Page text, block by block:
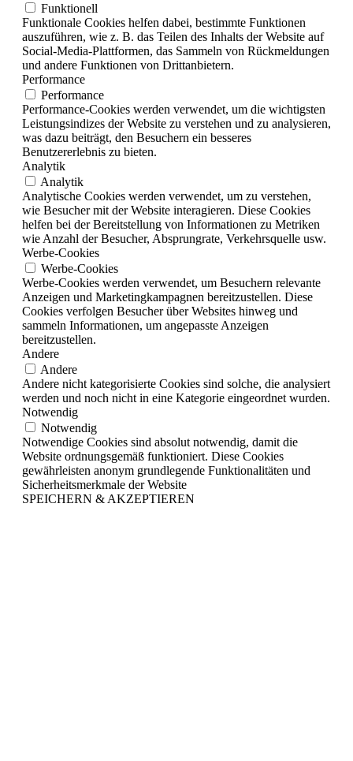
Funktionell
Funktionale Cookies helfen dabei, bestimmte Funktionen
auszuführen, wie z. B. das Teilen des Inhalts der Website auf
Social-Media-Plattformen, das Sammeln von Rückmeldungen
und andere Funktionen von Drittanbietern.
Performance
Performance
Performance-Cookies werden verwendet, um die wichtigsten
Leistungsindizes der Website zu verstehen und zu analysieren,
was dazu beiträgt, den Besuchern ein besseres
Benutzererlebnis zu bieten.
Analytik
Analytik
Analytische Cookies werden verwendet, um zu verstehen,
wie Besucher mit der Website interagieren. Diese Cookies
helfen bei der Bereitstellung von Informationen zu Metriken
wie Anzahl der Besucher, Absprungrate, Verkehrsquelle usw.
Werbe-Cookies
Werbe-Cookies
Werbe-Cookies werden verwendet, um Besuchern relevante
Anzeigen und Marketingkampagnen bereitzustellen. Diese
Cookies verfolgen Besucher über Websites hinweg und
sammeln Informationen, um angepasste Anzeigen
bereitzustellen.
Andere
Andere
Andere nicht kategorisierte Cookies sind solche, die analysiert
werden und noch nicht in eine Kategorie eingeordnet wurden.
Notwendig
Notwendig
Notwendige Cookies sind absolut notwendig, damit die
Website ordnungsgemäß funktioniert. Diese Cookies
gewährleisten anonym grundlegende Funktionalitäten und
Sicherheitsmerkmale der Website
SPEICHERN & AKZEPTIEREN